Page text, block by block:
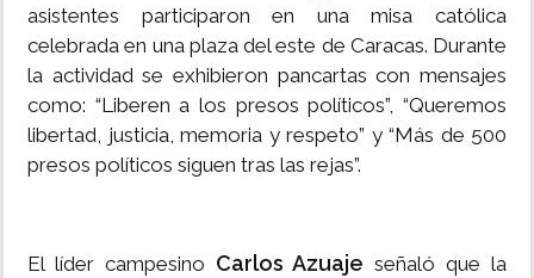
asistentes participaron en una misa católica
celebrada en una plaza del este de Caracas. Durante
la actividad se exhibieron pancartas con mensajes
como: “Liberen a los presos políticos”, “Queremos
libertad, justicia, memoria y respeto” y “Más de 500
presos políticos siguen tras las rejas”.
El líder campesino Carlos Azuaje señaló que la